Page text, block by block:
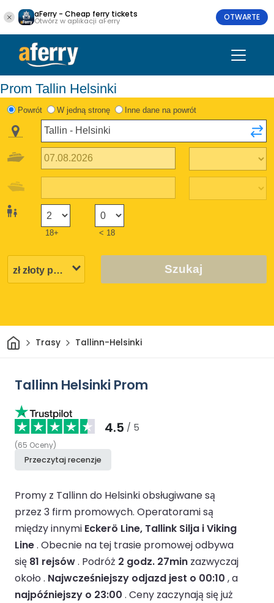
aFerry - Cheap ferry tickets
Otwórz w aplikacji aFerry OTWARTE
Prom Tallin Helsinki
Powrót W jedną stronę Inne dane na powrót
18+ < 18
Szukaj
DomTrasy Tallinn-Helsinki
Tallinn Helsinki Prom
4.5 / 5
(65 Oceny)
Przeczytaj recenzje
Promy z Tallinn do Helsinki obsługiwane są
przez 3 firm promowych. Operatorami są
między innymi Eckerö Line, Tallink Silja i Viking
Line. Obecnie na tej trasie promowej odbywa
się 81 rejsów. Podróż 2 godz. 27min zazwyczaj
około . Najwcześniejszy odjazd jest o 00:10 , a
najpóźniejszy o 23:00 . Ceny zaczynają się już